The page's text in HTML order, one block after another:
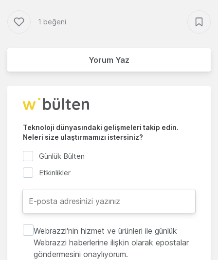
1 beğeni
Yorum Yaz
Teknoloji dünyasındaki gelişmeleri takip edin.
Neleri size ulaştırmamızı istersiniz?
Günlük Bülten
Etkinlikler
Webrazzi'nin hizmet ve ürünleri ile günlük
Webrazzi haberlerine ilişkin olarak epostalar
göndermesini onaylıyorum.